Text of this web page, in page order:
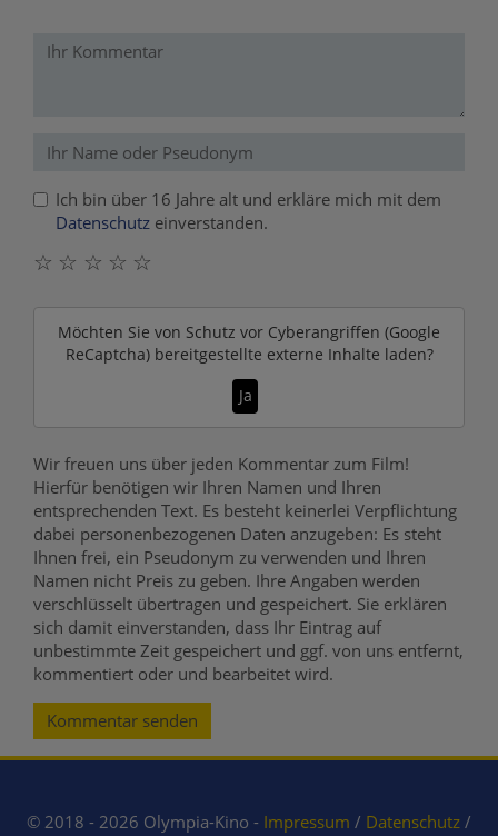
Ich bin über 16 Jahre alt und erkläre mich mit dem
Datenschutz einverstanden.
☆
☆
☆
☆
☆
Möchten Sie von Schutz vor Cyberangriffen (Google
ReCaptcha)bereitgestellte externe Inhalte laden?
Ja
Wir freuen uns über jeden Kommentar zum Film!
Hierfür benötigen wir Ihren Namen und Ihren
entsprechenden Text. Es besteht keinerlei Verpflichtung
dabei personenbezogenen Daten anzugeben: Es steht
Ihnen frei, ein Pseudonym zu verwenden und Ihren
Namen nicht Preis zu geben. Ihre Angaben werden
verschlüsselt übertragen und gespeichert. Sie erklären
sich damit einverstanden, dass Ihr Eintrag auf
unbestimmte Zeit gespeichert und ggf. von uns entfernt,
kommentiert oder und bearbeitet wird.
Kommentar senden
© 2018 - 2026 Olympia-Kino - Impressum / Datenschutz /